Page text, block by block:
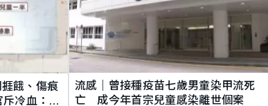
餓、傷痕
冷血：同
流感｜曾接種疫苗七歲男童染甲流死
亡 成今年首宗兒童感染離世個案